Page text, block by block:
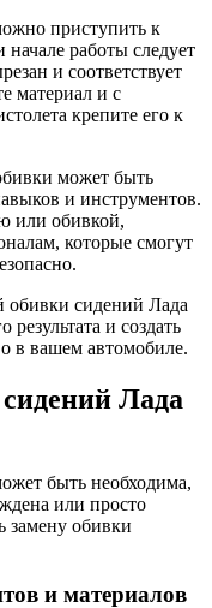
приступить к
работы следует
и соответствует
материал и с
крепите его к
может быть
и инструментов.
или обивкой,
которые смогут
обивки сидений Лада
и создать
в вашем автомобиле.
Лада
быть необходима,
или просто
замену обивки
и материалов